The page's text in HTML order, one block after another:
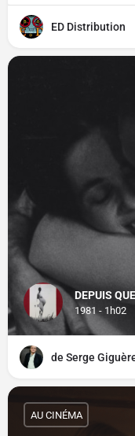
ED Distribution
DEPUIS
1981 - 1h02
de Serge
AU CINÉMA